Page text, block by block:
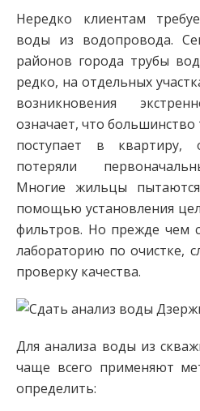
Нередко клиентам
воды из водопровода.
районов города трубы
редко, на отдельных
возникновения
означает, что
поступает в квартиру,
потеряли
Многие жильцы
помощью установления
фильтров. Но прежде чем
лабораторию по очистке,
проверку качества.
Для анализа воды из
чаще всего применяют
определить: